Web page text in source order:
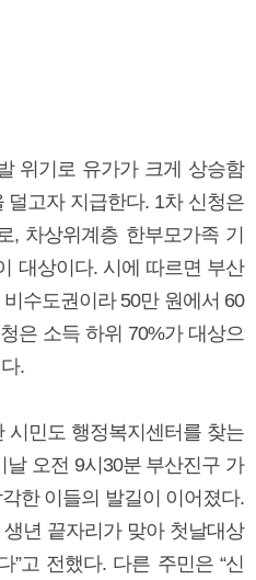
위기로 유가가 크게 상승함
고자 지급한다. 1차 신청은
, 차상위계층 한부모가족 기
대상이다. 시에 따르면 부산
수도권이라 50만 원에서 60
은 소득 하위 70%가 대상으
.
시민도 행정복지센터를 찾는
오전 9시30분 부산진구 가
한 이들의 발길이 이어졌다.
년 끝자리가 맞아 첫날대상
”고 전했다. 다른 주민은 “신